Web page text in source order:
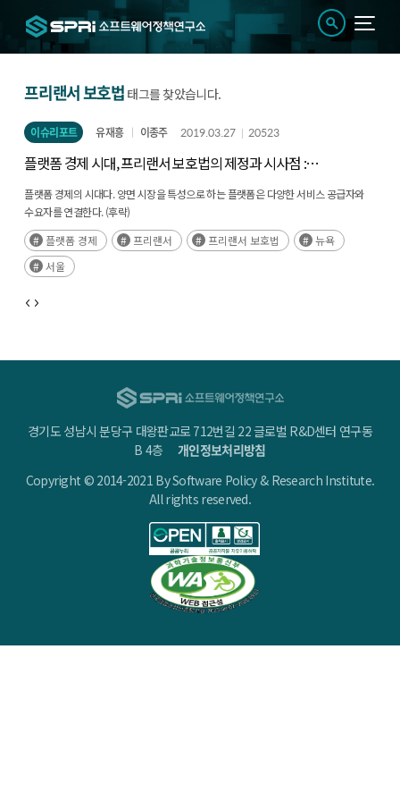
프리랜서 보호법 태그를 찾았습니다.
이슈리포트 유재흥 이종주 2019.03.27 20523
플랫폼 경제 시대, 프리랜서 보호법의 제정과 시사점 :
뉴욕시와 서울시의 사례
플랫폼 경제의 시대다. 양면 시장을 특성으로 하는 플랫폼은 다양한 서비스 공급자와
수요자를 연결한다. (후략)
플랫폼 경제
프리랜서 프리랜서 보호법
뉴욕
서울
경기도 성남시 분당구 대왕판교로 712번길 22 글로벌 R&D센터 연구동
B 4층개인정보처리방침
Copyright © 2014-2021 By Software Policy & Research Institute.
All rights reserved.